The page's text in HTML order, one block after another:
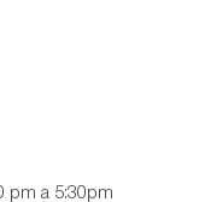
pm a 5:30pm